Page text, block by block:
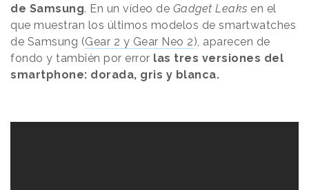
de Samsung. En un vídeo de Gadget Leaks en el
que muestran los últimos modelos de smartwatches
de Samsung (Gear 2 y Gear Neo 2), aparecen de
fondo y también por error las tres versiones del
smartphone: dorada, gris y blanca.